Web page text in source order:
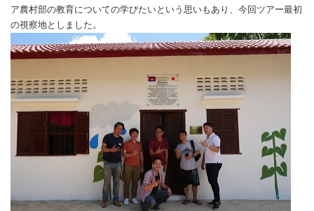
ア農村部の教育についての学びたいという思いもあり、今回ツアー最初
の視察地としました。